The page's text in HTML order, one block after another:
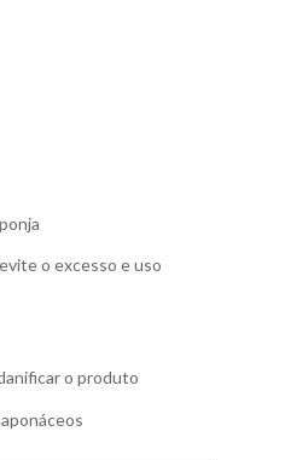
o excesso e uso
o produto